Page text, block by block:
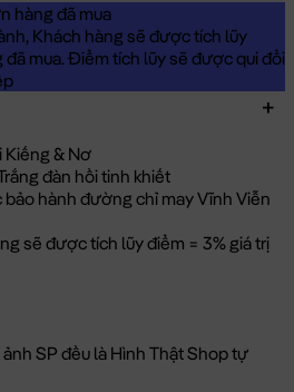
hàng đã mua
Khách hàng sẽ được tích lũy
đã mua. Điểm tích lũy sẽ được qui đổi
Kiếng & Nơ
đàn hồi tinh khiết
hành đường chỉ may Vĩnh Viễn
sẽ được tích lũy điểm = 3% giá trị
ảnh SP đều là Hình Thật Shop tự